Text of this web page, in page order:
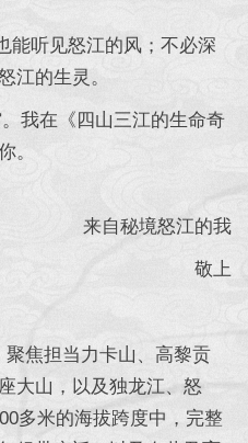
听见怒江的风；不必深
怒江的生灵。
我在《四山三江的生命奇
。
来自秘境怒江的我
敬上
焦担当力卡山、高黎贡
大山，以及独龙江、怒
多米的海拔跨度中，完整